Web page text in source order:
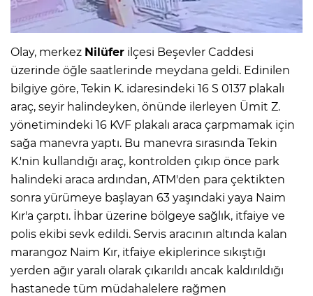
Olay, merkez Nilüfer ilçesi Beşevler Caddesi
üzerinde öğle saatlerinde meydana geldi. Edinilen
bilgiye göre, Tekin K. idaresindeki 16 S 0137 plakalı
araç, seyir halindeyken, önünde ilerleyen Ümit Z.
yönetimindeki 16 KVF plakalı araca çarpmamak için
sağa manevra yaptı. Bu manevra sırasında Tekin
K.'nin kullandığı araç, kontrolden çıkıp önce park
halindeki araca ardından, ATM'den para çektikten
sonra yürümeye başlayan 63 yaşındaki yaya Naim
Kır'a çarptı. İhbar üzerine bölgeye sağlık, itfaiye ve
polis ekibi sevk edildi. Servis aracının altında kalan
marangoz Naim Kır, itfaiye ekiplerince sıkıştığı
yerden ağır yaralı olarak çıkarıldı ancak kaldırıldığı
hastanede tüm müdahalelere rağmen